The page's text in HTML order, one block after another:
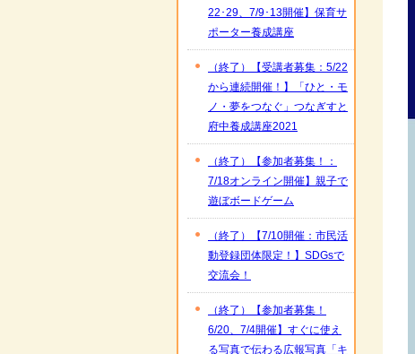
22･29、7/9･13開催】保育サ
ポーター養成講座
（終了）【受講者募集：5/22
から連続開催！】「ひと・モ
ノ・夢をつなぐ」つなぎすと
府中養成講座2021
（終了）【参加者募集！：
7/18オンライン開催】親子で
遊ぼボードゲーム
（終了）【7/10開催：市民活
動登録団体限定！】SDGsで
交流会！
（終了）【参加者募集！
6/20、7/4開催】すぐに使え
る写真で伝わる広報写真「キ